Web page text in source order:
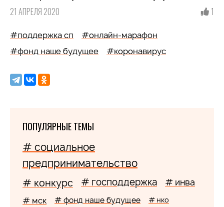
21 АПРЕЛЯ 2020 1
#поддержка сп
#онлайн-марафон
#фонд наше будущее
#коронавирус
ПОПУЛЯРНЫЕ ТЕМЫ
# социальное
предпринимательство
# конкурс # господдержка # инва
# мск # фонд наше будущее # нко